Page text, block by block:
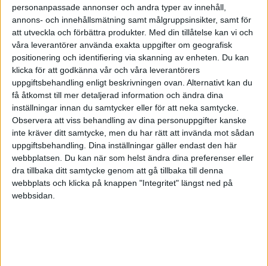
personanpassade annonser och andra typer av innehåll,
annons- och innehållsmätning samt målgruppsinsikter, samt för
att utveckla och förbättra produkter. Med din tillåtelse kan vi och
våra leverantörer använda exakta uppgifter om geografisk
positionering och identifiering via skanning av enheten. Du kan
klicka för att godkänna vår och våra leverantörers
uppgiftsbehandling enligt beskrivningen ovan. Alternativt kan du
få åtkomst till mer detaljerad information och ändra dina
inställningar innan du samtycker eller för att neka samtycke.
Observera att viss behandling av dina personuppgifter kanske
inte kräver ditt samtycke, men du har rätt att invända mot sådan
uppgiftsbehandling. Dina inställningar gäller endast den här
webbplatsen. Du kan när som helst ändra dina preferenser eller
dra tillbaka ditt samtycke genom att gå tillbaka till denna
webbplats och klicka på knappen "Integritet" längst ned på
webbsidan.
FAKTA